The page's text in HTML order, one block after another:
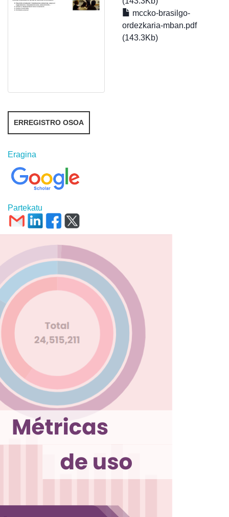
mccko-brasilgo-
ordezkaria-mban.pdf
(143.3Kb)
ERREGISTRO OSOA
Eragina
Partekatu